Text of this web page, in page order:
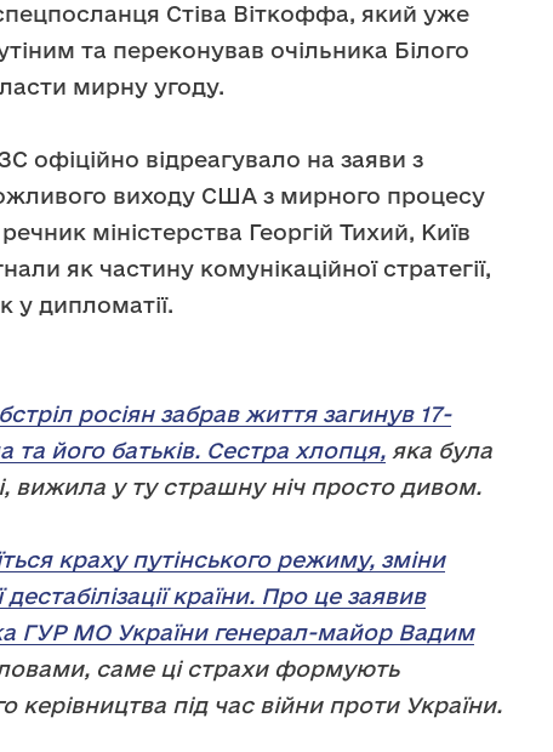
Стіва Віткоффа, який уже
та переконував очільника Білого
мирну угоду.
офіційно відреагувало на заяви з
виходу США з мирного процесу
міністерства Георгій Тихий, Київ
як частину комунікаційної стратегії,
у дипломатії.
росіян забрав життя загинув 17-
та його батьків. Сестра хлопця, яка була
вижила у ту страшну ніч просто дивом.
краху путінського режиму, зміни
країни. Про це заявив
ГУР МО України генерал-майор Вадим
саме ці страхи формують
керівництва під час війни проти України.